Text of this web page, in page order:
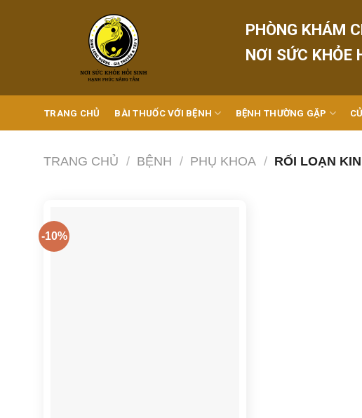
PHÒNG KHÁM
NƠI SỨC KHỎE
TRANG CHỦ BÀI THUỐC VỚI BỆNH BỆNH THƯỜNG GẶP
TRANG CHỦ / BỆNH / PHỤ KHOA / RỐI LOẠN
-10%